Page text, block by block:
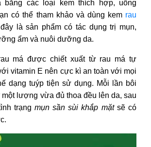
bằng các loại kem thích hợp, uống
có thể tham khảo và dùng kem rau
là sản phẩm có tác dụng trị mụn,
ẩm và nuôi dưỡng da.
má được chiết xuất từ rau má tự
vitamin E nên cực kì an toàn với mọi
dạng tuýp tiện sử dụng. Mỗi lần bôi
một lượng vừa đủ thoa đều lên da, sau
trạng mụn sần sùi khắp mặt sẽ có